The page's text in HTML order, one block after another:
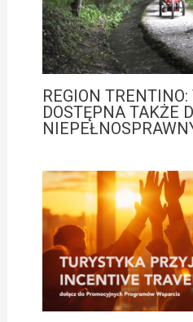
REGION
DOSTĘPNA TAKŻE